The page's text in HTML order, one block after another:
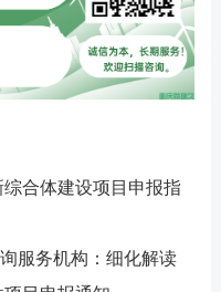
合体建设项目申报指
服务机构：细化解读